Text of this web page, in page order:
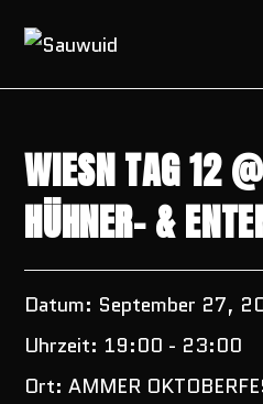
Inhalt
WIESN TAG 12
HÜHNER- &
Datum: September 27,
Uhrzeit: 19:00 - 23:00
Ort:AMMER